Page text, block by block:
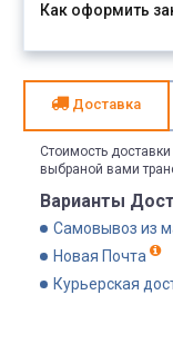
Как оформить
Доставка
Стоимость
выбраной вами
Варианты
Самовывоз из
Новая Почта
Курьерская